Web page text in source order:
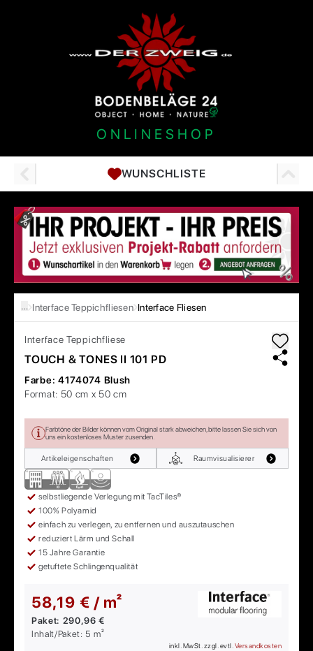
ONLINESHOP
WUNSCHLISTE
… Interface Teppichfliesen Interface Fliesen
Interface Teppichfliese
TOUCH & TONES II 101 PD
Farbe: 4174074 Blush
Format: 50 cm x 50 cm
Farbtöne der Bilder können vom Original stark abweichen, bitte lassen Sie sich von
uns ein kostenloses Muster zusenden.
Artikeleigenschaften Raumvisualisierer
selbstliegende Verlegung mit TacTiles®
100% Polyamid
einfach zu verlegen, zu entfernen und auszutauschen
reduziert Lärm und Schall
15 Jahre Garantie
getuftete Schlingenqualität
58,19 € / m²
Paket: 290,96 €
Inhalt/Paket: 5 m²
inkl. MwSt. zzgl. evtl. Versandkosten